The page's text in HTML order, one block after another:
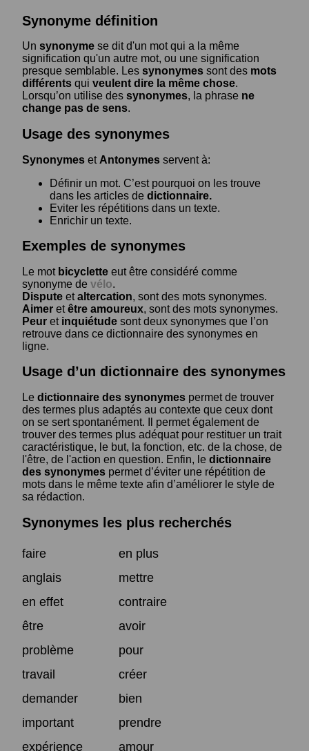
Synonyme définition
Un synonyme se dit d'un mot qui a la même
signification qu'un autre mot, ou une signification
presque semblable. Les synonymes sont des mots
différents qui veulent dire la même chose.
Lorsqu’on utilise des synonymes, la phrase ne
change pas de sens.
Usage des synonymes
Synonymes et Antonymes servent à:
Définir un mot. C’est pourquoi on les trouve
dans les articles de dictionnaire.
Eviter les répétitions dans un texte.
Enrichir un texte.
Exemples de synonymes
Le mot bicyclette eut être considéré comme
synonyme de vélo.
Dispute etaltercation, sont des mots synonymes.
Aimer etêtre amoureux, sont des mots synonymes.
Peur et inquiétude sont deux synonymes que l’on
retrouve dans ce dictionnaire des synonymes en
ligne.
Usage d’un dictionnaire des synonymes
Le dictionnaire des synonymes permet de trouver
des termes plus adaptés au contexte que ceux dont
on se sert spontanément. Il permet également de
trouver des termes plus adéquat pour restituer un trait
caractéristique, le but, la fonction, etc. de la chose, de
l'être, de l'action en question. Enfin, le dictionnaire
des synonymes permet d’éviter une répétition de
mots dans le même texte afin d’améliorer le style de
sa rédaction.
Synonymes les plus recherchés
faire
en plus
anglais
mettre
en effet
contraire
être
avoir
problème
pour
travail
créer
demander
bien
important
prendre
expérience
amour